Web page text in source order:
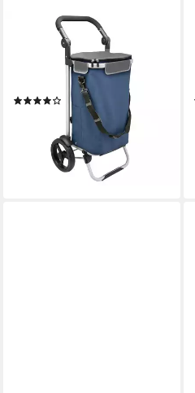
BREMERMANN
Einkaufstrolley Einkaufstrolley
JEEBEL, Einkaufswagen mit
abnehmbarer Tasche, blau
(11)
UVP 68,99 €
lieferbar - in 2-3 Werktagen bei dir